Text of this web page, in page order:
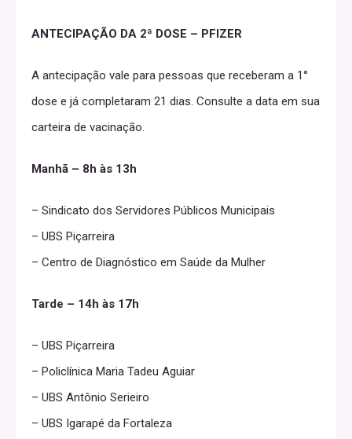
ANTECIPAÇÃO DA 2ª DOSE – PFIZER
A antecipação vale para pessoas que receberam a 1°
dose e já completaram 21 dias. Consulte a data em sua
carteira de vacinação.
Manhã – 8h às 13h
– Sindicato dos Servidores Públicos Municipais
– UBS Piçarreira
– Centro de Diagnóstico em Saúde da Mulher
Tarde – 14h às 17h
– UBS Piçarreira
– Policlínica Maria Tadeu Aguiar
– UBS Antônio Serieiro
– UBS Igarapé da Fortaleza